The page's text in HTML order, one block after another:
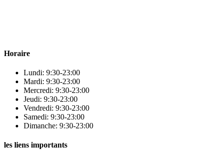
Horaire
Lundi: 9:30-23:00
Mardi: 9:30-23:00
Mercredi: 9:30-23:00
Jeudi: 9:30-23:00
Vendredi: 9:30-23:00
Samedi: 9:30-23:00
Dimanche: 9:30-23:00
les liens importants